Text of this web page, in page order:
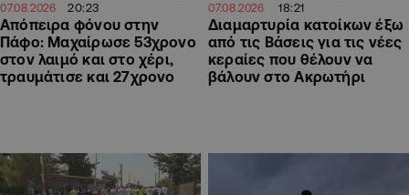
07.08.2026 20:23
Απόπειρα φόνου στην
Πάφο: Μαχαίρωσε 53χρονο
στον λαιμό και στο χέρι,
τραυμάτισε και 27χρονο
07.08.2026 18:21
Διαμαρτυρία κατοίκων έξω
από τις Βάσεις για τις νέες
κεραίες που θέλουν να
βάλουν στο Ακρωτήρι